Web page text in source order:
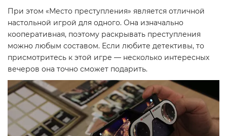
При этом «Место преступления» является отличной
настольной игрой для одного. Она изначально
кооперативная, поэтому раскрывать преступления
можно любым составом. Если любите детективы, то
присмотритесь к этой игре — несколько интересных
вечеров она точно сможет подарить.